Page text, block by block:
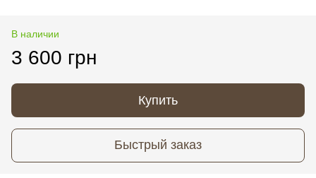
В наличии
3 600 грн
Купить
Быстрый заказ